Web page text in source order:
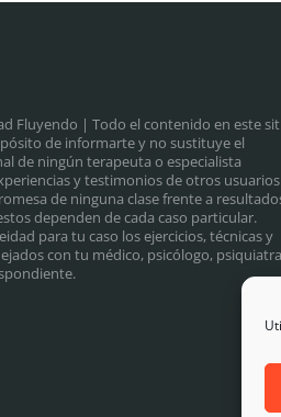
Fluyendo | Todo el contenido en este
de informarte y no sustituye el
de ningún terapeuta o especialista
y testimonios de otros usuarios
de ninguna clase frente a
dependen de cada caso particular.
para tu caso los ejercicios, técnicas y
con tu médico, psicólogo,